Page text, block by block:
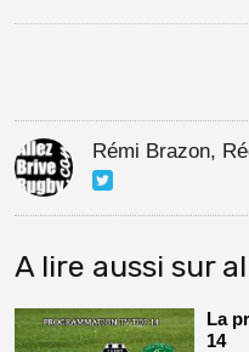
Rémi Brazon,
A lire aussi sur
La
14